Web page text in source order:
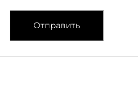
Отправить